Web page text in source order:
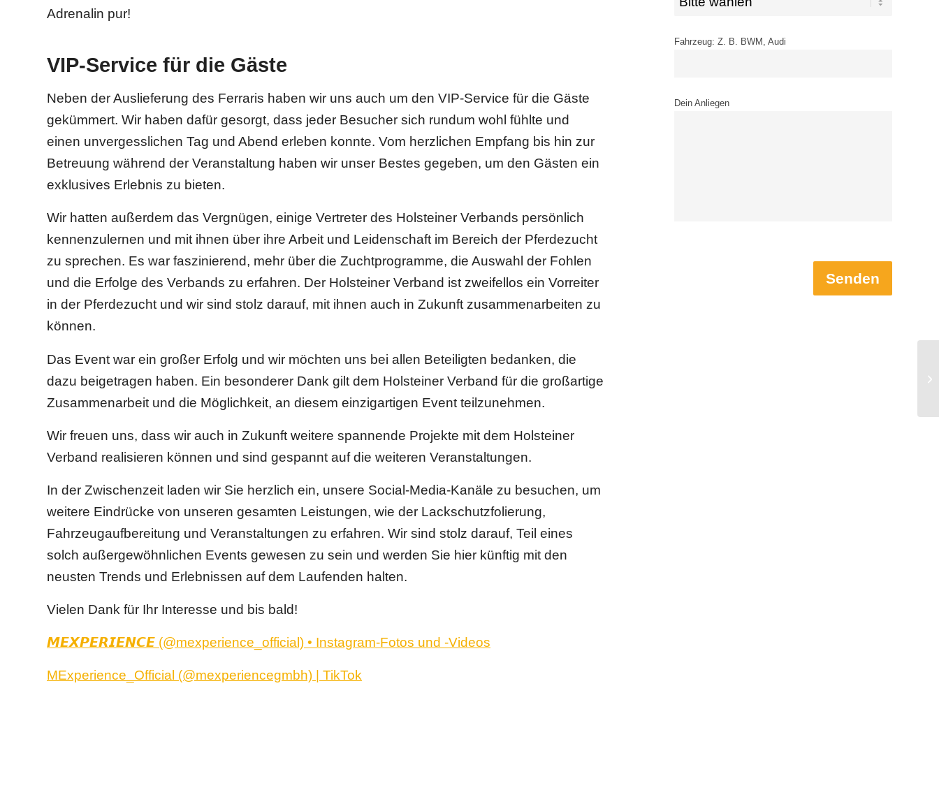
Adrenalin pur!
VIP-Service für die Gäste
Neben der Auslieferung des Ferraris haben wir uns auch um den VIP-Service für die Gäste
gekümmert. Wir haben dafür gesorgt, dass jeder Besucher sich rundum wohl fühlte und
einen unvergesslichen Tag und Abend erleben konnte. Vom herzlichen Empfang bis hin zur
Betreuung während der Veranstaltung haben wir unser Bestes gegeben, um den Gästen ein
exklusives Erlebnis zu bieten.
Wir hatten außerdem das Vergnügen, einige Vertreter des Holsteiner Verbands persönlich
kennenzulernen und mit ihnen über ihre Arbeit und Leidenschaft im Bereich der Pferdezucht
zu sprechen. Es war faszinierend, mehr über die Zuchtprogramme, die Auswahl der Fohlen
und die Erfolge des Verbands zu erfahren. Der Holsteiner Verband ist zweifellos ein Vorreiter
in der Pferdezucht und wir sind stolz darauf, mit ihnen auch in Zukunft zusammenarbeiten zu
können.
Das Event war ein großer Erfolg und wir möchten uns bei allen Beteiligten bedanken, die
dazu beigetragen haben. Ein besonderer Dank gilt dem Holsteiner Verband für die großartige
Zusammenarbeit und die Möglichkeit, an diesem einzigartigen Event teilzunehmen.
Wir freuen uns, dass wir auch in Zukunft weitere spannende Projekte mit dem Holsteiner
Verband realisieren können und sind gespannt auf die weiteren Veranstaltungen.
In der Zwischenzeit laden wir Sie herzlich ein, unsere Social-Media-Kanäle zu besuchen, um
weitere Eindrücke von unseren gesamten Leistungen, wie der Lackschutzfolierung,
Fahrzeugaufbereitung und Veranstaltungen zu erfahren. Wir sind stolz darauf, Teil eines
solch außergewöhnlichen Events gewesen zu sein und werden Sie hier künftig mit den
neusten Trends und Erlebnissen auf dem Laufenden halten.
Vielen Dank für Ihr Interesse und bis bald!
𝙈𝙀𝙓𝙋𝙀𝙍𝙄𝙀𝙉𝘾𝙀 (@mexperience_official) • Instagram-Fotos und -Videos
MExperience_Official (@mexperiencegmbh) | TikTok
Fahrzeug: Z. B. BWM, Audi
Dein Anliegen
Senden